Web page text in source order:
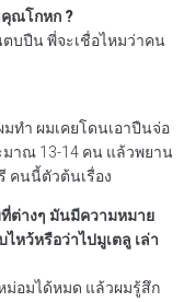
ณโกหก ?
ตบปืน พี่จะเชื่อไหมว่าคน
ทำ ผมเคยโดนเอาปืนจ่อ
าณ 13-14 คน แล้วพยาน
คนนี้ตัวต้นเรื่อง
ต่างๆ มันมีความหมาย
หว้หรือว่าไปมูเตลู เล่า
ม่อมได้หมด แล้วผมรู้สึก